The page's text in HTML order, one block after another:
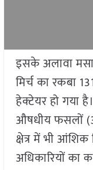
इसके अलावा
मिर्च का रकबा
हेक्टेयर हो गया
औषधीय फसलों
क्षेत्र में भी आंशिक
अधिकारियों का